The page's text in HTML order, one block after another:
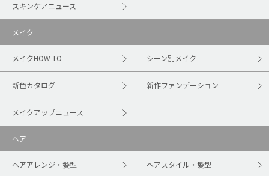
スキンケアニュース
メイク
メイクHOW TO シーン別メイク
新色カタログ 新作ファンデーション
メイクアップニュース
ヘア
ヘアアレンジ・髪型 ヘアスタイル・髪型